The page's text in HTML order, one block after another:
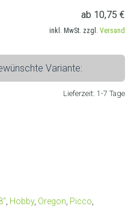
ab 10,75 €
inkl. MwSt. zzgl. Versand
Variante:
Lieferzeit: 1-7 Tage
Hobby, Oregon Picco